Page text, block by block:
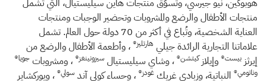
هوبوكين، نيو جيرسي، وتُسوّق منتجات هاين سيليستيال، التي تشمل
منتجات الأطفال والرضع والمشروبات وتحضير الوجبات ومنتجات
العناية الشخصية، وتُباع في أكثر من 70 دولة حول العالم. تشمل
علاماتنا التجارية الرائدة جيلي هارتليز®، وأطعمة الأطفال والرضع من
إيرثز بيست®وإيلازكيتشن®، وشاي سيليستيال سيزونينغز®، ومشروبات جويا®
وناتومي®النباتية، وزبادي غريك غودز®، وحساء كولي آند سولي®، ويوركشاير